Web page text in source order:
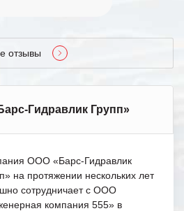
отзывы
Гидравлик Групп»
ООО «Барс-Гидравлик
на протяжении нескольких лет
сотрудничает с ООО
компания 555» в